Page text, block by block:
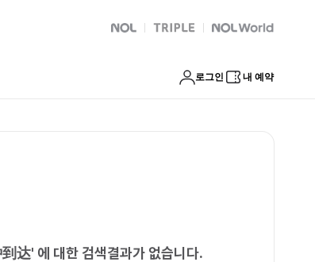
NOL 트리플 Global Interpark
로그인 내 예약
达' 에 대한 검색결과가 없습니다.